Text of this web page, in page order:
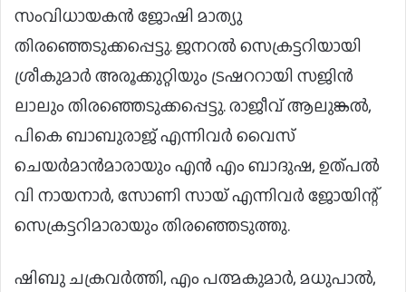
സംവിധായകൻ ജോഷി മാത്യു
തിരഞ്ഞെടുക്കപ്പെട്ടു. ജനറൽ സെക്രട്ടറിയായി
ശ്രീകുമാർ അരൂക്കുറ്റിയും ട്രഷററായി സജിൻ
ലാലും തിരഞ്ഞെടുക്കപ്പെട്ടു. രാജീവ് ആലുങ്കൽ,
പികെ ബാബുരാജ് എന്നിവർ വൈസ്
ചെയർമാൻമാരായും എൻ എം ബാദുഷ, ഉത്പൽ
വി നായനാർ, സോണി സായ് എന്നിവർ ജോയിന്റ്
സെക്രട്ടറിമാരായും തിരഞ്ഞെടുത്തു.
ഷിബു ചക്രവർത്തി, എം പത്മകുമാർ, മധുപാൽ,